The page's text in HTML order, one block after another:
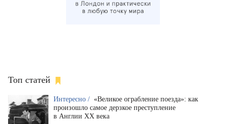
Топ статей
Интересно / «Великое ограбление поезда»: как
произошло самое дерзкое преступление
в Англии XX века